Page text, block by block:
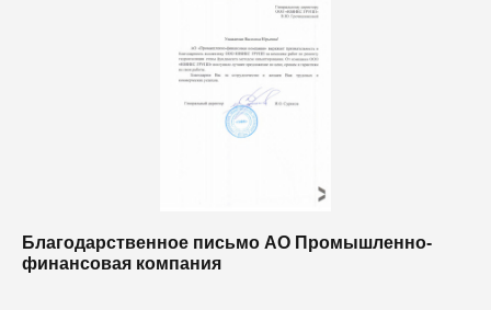
Благодарственное письмо АО Промышленно-
финансовая компания